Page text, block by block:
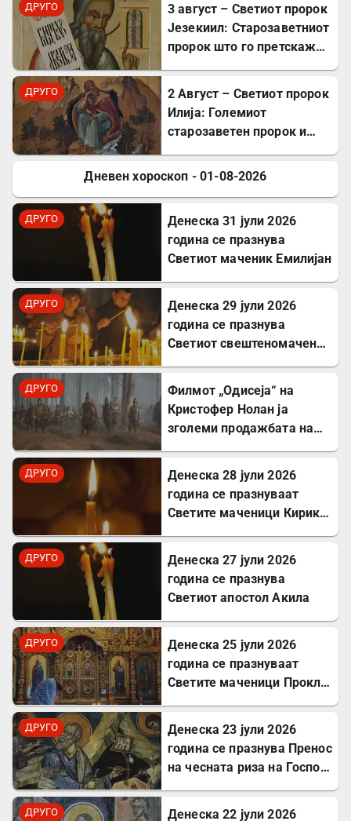
ДРУГО
3 август – Светиот пророк
Језекиил: Старозаветниот
пророк што го претскажа
ДРУГО
2 Август – Светиот пророк
Илија: Големиот
старозаветен пророк и
ДРУГО
Дневен хороскоп - 01-08-2026
ДРУГО
Денеска 31 јули 2026
година се празнува
Светиот маченик Емилијан
ДРУГО
Денеска 29 јули 2026
година се празнува
Светиот свештеномаченик
ДРУГО
Филмот „Одисеја“ на
Кристофер Нолан ја
зголеми продажбата на
ДРУГО
Денеска 28 јули 2026
година се празнуваат
Светите маченици Кирик и
ДРУГО
Денеска 27 јули 2026
година се празнува
Светиот апостол Акила
ДРУГО
Денеска 25 јули 2026
година се празнуваат
Светите маченици Прокл и
ДРУГО
Денеска 23 јули 2026
година се празнува Пренос
на чесната риза на Господ
ДРУГО Денеска 22 јули 2026